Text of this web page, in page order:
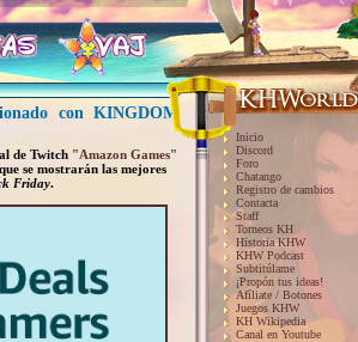
con KINGDOM
de Twitch "Amazon Games"
se mostrarán las mejores
Friday.
Inicio
Discord
Foro
Chatango
Registro de cambios
Contacta
Staff
Torneos KH
Historia KHW
KHW Podcast
Subtitúlame
¡Propón tus ideas!
Afíliate / Botones
Juegos KHW
KH Wikipedia
Canal en Youtube